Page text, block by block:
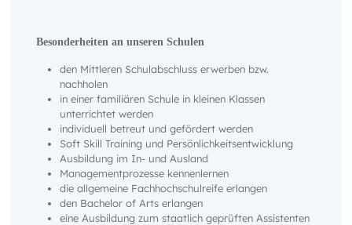
Besonderheiten an unseren Schulen
den Mittleren Schulabschluss erwerben bzw.
nachholen
in einer familiären Schule in kleinen Klassen
unterrichtet werden
individuell betreut und gefördert werden
Soft Skill Training und Persönlichkeitsentwicklung
Ausbildung im In- und Ausland
Managementprozesse kennenlernen
die allgemeine Fachhochschulreife erlangen
den Bachelor of Arts erlangen
eine Ausbildung zum staatlich geprüften Assistenten